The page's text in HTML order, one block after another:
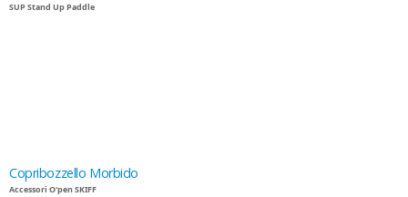
SUP Stand Up Paddle
Copribozzello Morbido
Accessori O'pen SKIFF